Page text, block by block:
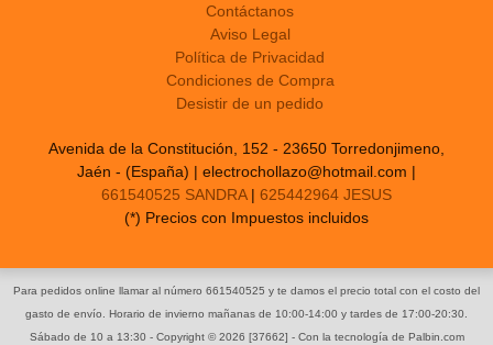
Contáctanos
Aviso Legal
Política de Privacidad
Condiciones de Compra
Desistir de un pedido
Avenida de la Constitución, 152 - 23650 Torredonjimeno,
Jaén - (España) | electrochollazo@hotmail.com |
661540525 SANDRA| 625442964 JESUS
(*) Precios con Impuestos incluidos
Para pedidos online llamar al número 661540525 y te damos el precio total con el costo del
gasto de envío. Horario de invierno mañanas de 10:00-14:00 y tardes de 17:00-20:30.
Sábado de 10 a 13:30 - Copyright © 2026 [37662] - Con la tecnología de Palbin.com